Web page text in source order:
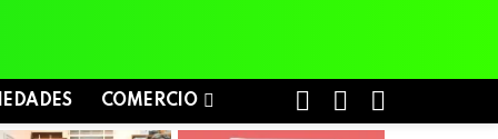
COMERCIO
SWITCH
SKIN